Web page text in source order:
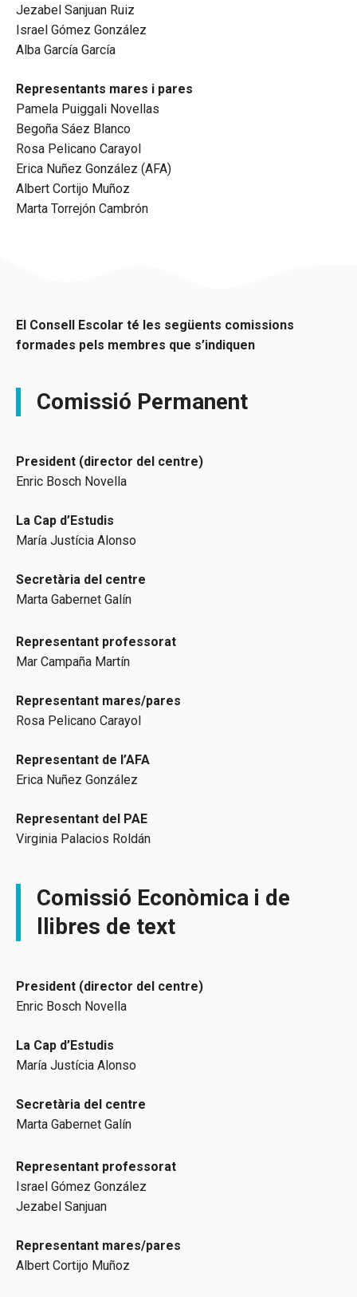
Jezabel Sanjuan Ruiz
Israel Gómez González
Alba García García
Representants mares i pares
Pamela Puiggali Novellas
Begoña Sáez Blanco
Rosa Pelicano Carayol
Erica Nuñez González (AFA)
Albert Cortijo Muñoz
Marta Torrejón Cambrón
El Consell Escolar té les següents comissions
formades pels membres que s’indiquen
Comissió Permanent
President (director del centre)
Enric Bosch Novella
La Cap d’Estudis
María Justícia Alonso
Secretària del centre
Marta Gabernet Galín
Representant professorat
Mar Campaña Martín
Representant mares/pares
Rosa Pelicano Carayol
Representant de l’AFA
Erica Nuñez González
Representant del PAE
Virginia Palacios Roldán
Comissió Econòmica i de
llibres de text
President (director del centre)
Enric Bosch Novella
La Cap d’Estudis
María Justícia Alonso
Secretària del centre
Marta Gabernet Galín
Representant professorat
Israel Gómez González
Jezabel Sanjuan
Representant mares/pares
Albert Cortijo Muñoz